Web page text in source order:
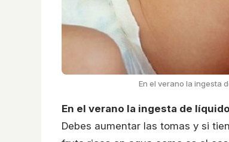
En el verano la ingesta
En el verano la ingesta de
Debes aumentar las tomas y si